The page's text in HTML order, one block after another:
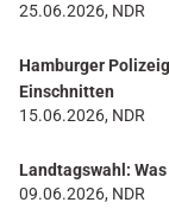
25.06.2026, NDR
Hamburger
Einschnitten
15.06.2026, NDR
Landtagswahl:
09.06.2026, NDR